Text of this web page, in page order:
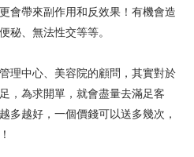
會帶來副作用和反效果！有機會造
秘、無法性交等等。
理中心、美容院的顧問，其實對於
，為求開單，就會盡量去滿足客
多越好，一個價錢可以送多幾次，